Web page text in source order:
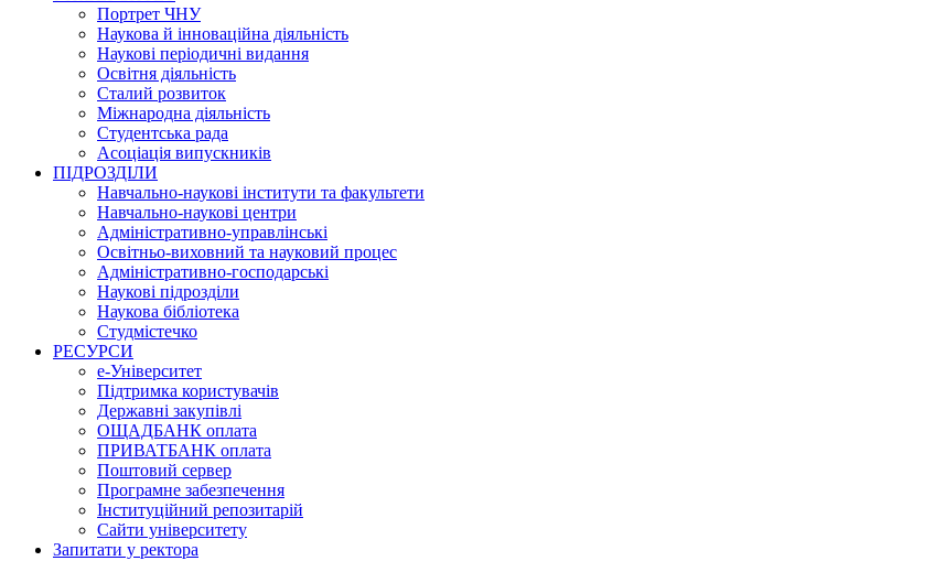
Портрет ЧНУ
Наукова й інноваційна діяльність
Наукові періодичні видання
Освітня діяльність
Сталий розвиток
Міжнародна діяльність
Студентська рада
Асоціація випускників
ПІДРОЗДІЛИ
Навчально-наукові інститути та факультети
Навчально-наукові центри
Адміністративно-управлінські
Освітньо-виховний та науковий процес
Адміністративно-господарські
Наукові підрозділи
Наукова бібліотека
Студмістечко
РЕСУРСИ
е-Університет
Підтримка користувачів
Державні закупівлі
ОЩАДБАНК оплата
ПРИВАТБАНК оплата
Поштовий сервер
Програмне забезпечення
Інституційний репозитарій
Сайти університету
Запитати у ректора